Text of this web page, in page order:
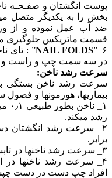
بخش را به یکدیگر متصل
ضد آب عمل نموده و از
قسمت ماتریکس جلوگیری
۶_”
NAIL FOLDS” : تای
در سه سمت چپ و راست و
سرعت رشد ناخن:
سرعت رشد ناخن بستگی
بیماریها، هورمونها و فصول
رشد میکند.
برابر.
۳_ سرعت رشد ناخنها در تابستان بیشتر از زمستان میباشد.
۴_ سرعت رشد ناخنها
افراد چپ دست در دست